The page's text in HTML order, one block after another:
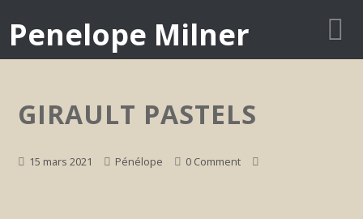
Penelope Milner
GIRAULT PASTELS
15 mars 2021 Pénélope 0 Comment